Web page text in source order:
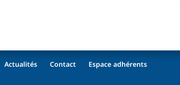
Actualités Contact Espace adhérents